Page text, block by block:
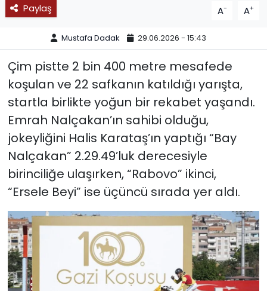
Paylaş A- A+
Mustafa Dadak 29.06.2026 - 15:43
Çim pistte 2 bin 400 metre mesafede
koşulan ve 22 safkanın katıldığı yarışta,
startla birlikte yoğun bir rekabet yaşandı.
Emrah Nalçakan’ın sahibi olduğu,
jokeyliğini Halis Karataş’ın yaptığı “Bay
Nalçakan” 2.29.49’luk derecesiyle
birinciliğe ulaşırken, “Rabovo” ikinci,
“Ersele Beyi” ise üçüncü sırada yer aldı.